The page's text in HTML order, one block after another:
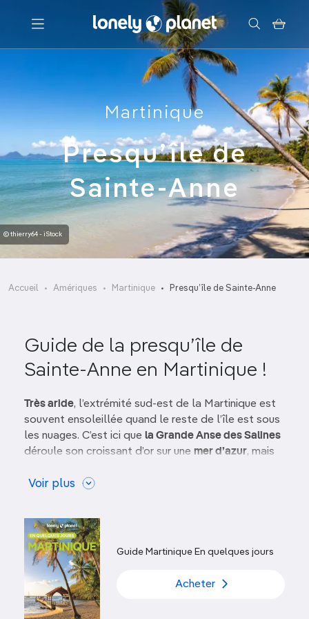
Menu
Votre recherche
Martinique
Presqu’île de
Sainte-Anne
© thierry64 - iStock
Accueil Amériques Martinique Presqu’île de Sainte-Anne
Guide de la presqu’île de
Sainte-Anne en Martinique !
Très aride, l’extrémité sud-est de la Martinique est
souvent ensoleillée quand le reste de l’île est sous
les nuages. C’est ici que la Grande Anse des Salines
déroule son croissant d’or sur une mer d’azur, mais
moins désertes, avec options
La ville animée du Marin
bourg de Sainte-Anne, mais elle accueille, au fond
de sasuperbe baie, la plus grande marina de la
Caraïbe.
Que faire sur la presqu’île de
Voir plus
Guide Martinique En quelques jours
Acheter